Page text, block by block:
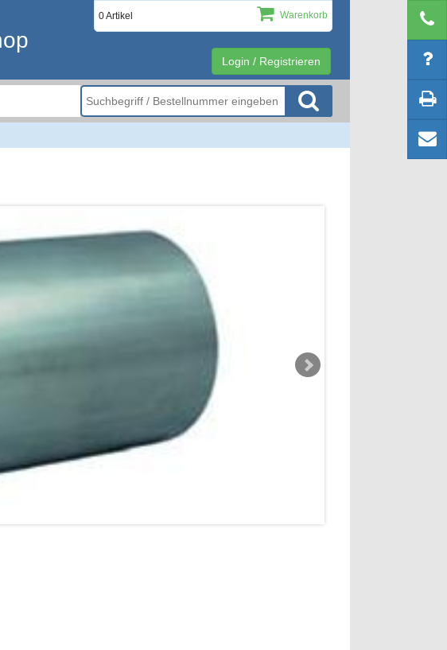
Login / Registrieren
0 Artikel Warenkorb